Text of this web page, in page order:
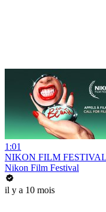
1:01
NIKON FILM FESTIVAL
Nikon Film Festival
il y a 10 mois